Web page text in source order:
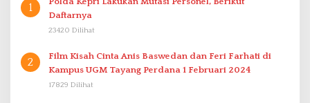
1
Daftarnya
23420 Dilihat
2
Film Kisah Cinta Anis Baswedan dan Feri Farhati di
Kampus UGM Tayang Perdana 1 Februari 2024
17829 Dilihat